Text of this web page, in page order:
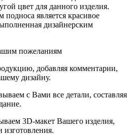
цвет для данного изделия.
является красивое
дизайнерским
пожеланиям
добавляя комментарии,
дизайну.
с Вами все детали, составляя
3D-макет Вашего изделия,
изготовления.